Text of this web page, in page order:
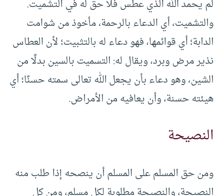
لم يحمد الله الذي عطس فلا حق له في التشميت.
والتشميت، أي الدعاء بالرحمة، مأخوذ من شوامت
الدابة؛ أي قوائمها، فهو دعاء له بالتثبيت؛ لأن العطاس
نذير مرض وبرد، ويقال له: التسميت بالسين بدلًا من
الشين، وهو دعاء بأن يجعل الله تعالى سمته حسنًا؛ أي
هيئته حسنة، وأن يعافيه من الأمراض.
النصيحة
ومن حق المسلم على المسلم أن ينصحه إذا طلب منه
النصيحة، والنصيحة مطلوبة لكل مسلم، ومن كل